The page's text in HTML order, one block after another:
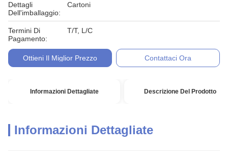
Dettagli
Dell'imballaggio:
Cartoni
Termini Di
Pagamento:
T/T, L/C
Ottieni Il Miglior Prezzo Contattaci Ora
Informazioni Dettagliate Descrizione Del Prodotto
Informazioni Dettagliate